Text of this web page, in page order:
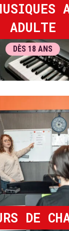
ADULTE
DÈS 18 ANS
DE